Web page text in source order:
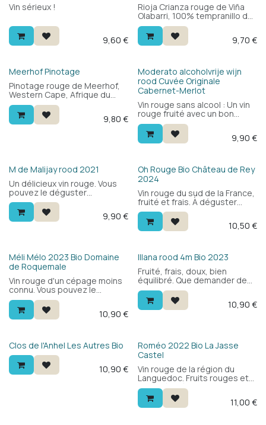
Vin sérieux !
9,60 €
Rioja Crianza rouge de Viña
Olabarri, 100% tempranillo de
Haro. Un an en fûts de chêne :
fruits noirs, épices, vanille et
une belle acidité fraîche pour
9,70 €
Meerhof Pinotage
Pinotage rouge de Meerhof,
Western Cape, Afrique du
Sud. Le cépage
emblématique d'Afrique du
Sud : fruits noirs, puissance et
9,80 €
Moderato alcoholvrije wijn
rood Cuvée Originale
Cabernet-Merlot
Vin rouge sans alcool : Un vin
rouge fruité avec un bon
équilibre et une acidité
suffisante pour accompagner
un grand nombre de plats
tanins souples que l'on trouve
rarement dans les produits
sans alcool, élaboré à partir
des cépages bordelais :
Merlot, Cabernet Sauvignon
et un peu de Cabernet Franc.
9,90 €
HVE
M de Malijay rood 2021
Un délicieux vin rouge. Vous
pouvez le déguster
légèrement frais entre amis
ou lors d'un barbecue.
9,90 €
Bio
Oh Rouge Bio Château de Rey
2024
Vin rouge du sud de la France,
fruité et frais. À déguster
avec du comfort food, un
barbecue et bien plus encore.
Cépages : Grenache, Syrah,
10,50 €
Bio
Méli Mélo 2023 Bio Domaine
de Roquemale
Vin rouge d'un cépage moins
connu. Vous pouvez le
déguster avec ou sans
nourriture et avec ou sans
raison. 10,90 €
Bio
Illana rood 4m Bio 2023
Fruité, frais, doux, bien
équilibré. Que demander de
plus pour le prix. Le Bobal, la
Syrah et le Tempranillo
donnent un vin rouge 10,90 €
Bio
Clos de l'Anhel Les Autres Bio
10,90 €
Bio
Roméo 2022 Bio La Jasse
Castel
Vin rouge de la région du
Languedoc. Fruits rouges et
notes épicées offrent un vin
facile à boire, avec fraîcheur
et profondeur. À déguster11,00 €